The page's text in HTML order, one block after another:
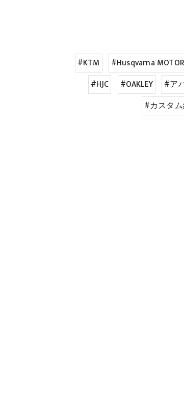
#KTM #Husqvarna
#HJC
#OAKLEY #ア
#カスタ